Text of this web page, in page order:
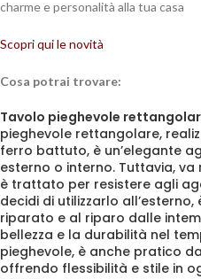
charme e personalità alla tua casa
Scopri qui le novità
Cosa potrai trovare:
Tavolo pieghevole
pieghevole rettangolare,
ferro battuto, è un’elegante
esterno o interno. Tuttavia,
è trattato per resistere agli
decidi di utilizzarlo
riparato e al riparo dalle
bellezza e la durabilità nel
pieghevole, è anche pratico
offrendo flessibilità e stile in